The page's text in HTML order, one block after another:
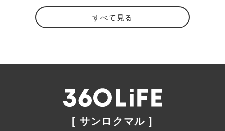
すべて見る
[ サンロクマル ]